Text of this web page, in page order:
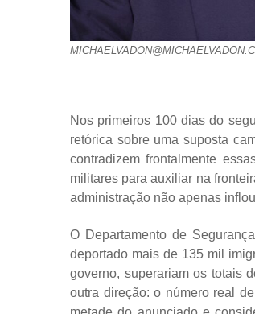
Nos primeiros 100 dias do
retórica sobre uma suposta
contradizem frontalmente
militares para auxiliar na
administração não apenas
O Departamento de
deportado mais de 135 mil
governo, superariam os totais
outra direção: o número real